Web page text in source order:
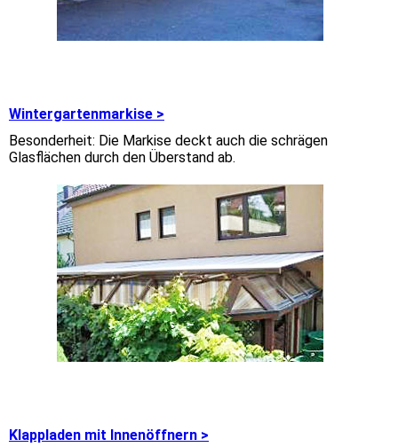
Wintergartenmarkise >
Besonderheit: Die Markise deckt auch die schrägen
Glasflächen durch den Überstand ab.
Klappladen mit Innenöffnern >